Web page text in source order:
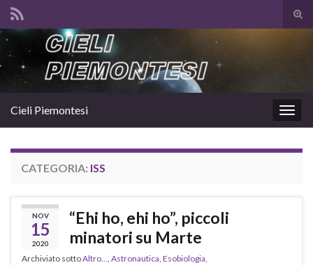
il
Search for:
la
Cieli Piemontesi
CATEGORIA: ISS
NOV
15
2020
“Ehi ho, ehi ho”, piccoli
minatori su Marte
Archiviato sottoAltro..., Astronautica, Esobiologia,